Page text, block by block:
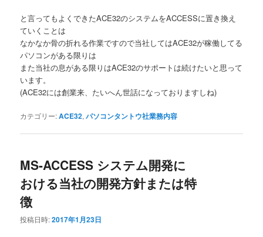
と言ってもよくできたACE32のシステムをACCESSに置き換え
ていくことは
なかなか骨の折れる作業ですので当社してはACE32が稼働してる
パソコンがある限りは
また当社の息がある限りはACE32のサポートは続けたいと思って
います。
(ACE32には創業来、たいへん世話になっておりますしね)
カテゴリー:ACE32,パソコンタントウ社業務内容
MS-ACCESS システム開発に
おける当社の開発方針または特
徴
投稿日時:2017年1月23日